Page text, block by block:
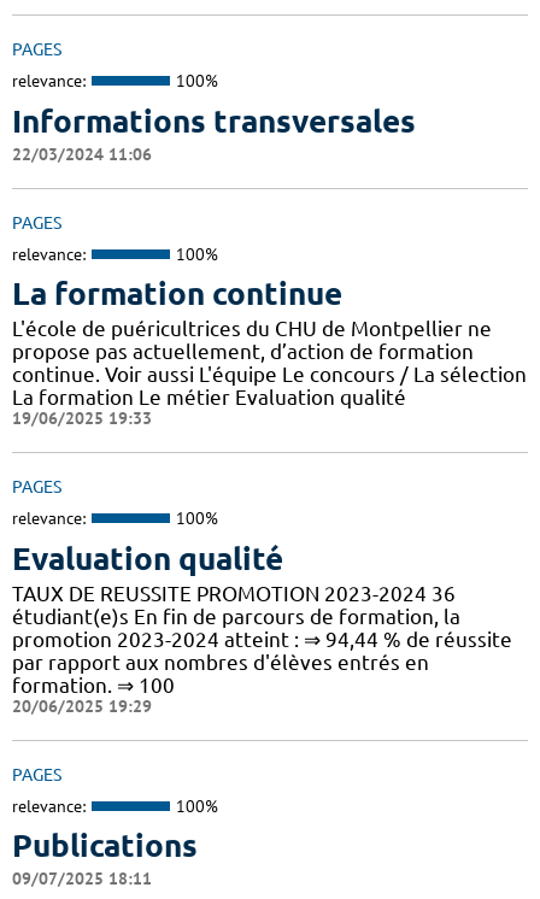
PAGES
relevance: 100%
Informations transversales
22/03/2024 11:06
PAGES
relevance: 100%
La formation continue
L'école de puéricultrices du CHU de Montpellier ne
propose pas actuellement, d’action de formation
continue. Voir aussi L'équipe Le concours / La sélection
La formation Le métier Evaluation qualité
19/06/2025 19:33
PAGES
relevance: 100%
Evaluation qualité
TAUX DE REUSSITE PROMOTION 2023-2024 36
étudiant(e)s En fin de parcours de formation, la
promotion 2023-2024 atteint : ⇒ 94,44 % de réussite
par rapport aux nombres d'élèves entrés en
formation. ⇒ 100
20/06/2025 19:29
PAGES
relevance: 100%
Publications
09/07/2025 18:11